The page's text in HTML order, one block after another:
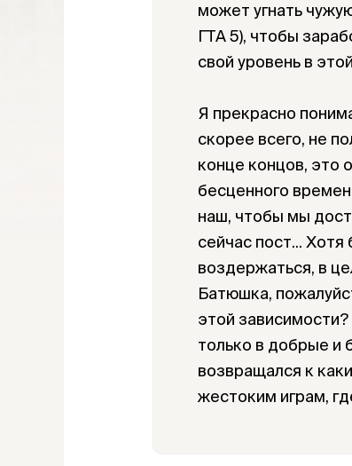
может угнать
ГТА 5), чтобы
свой уровень в
Я прекрасно
скорее всего, не
конце концов, это
бесценного
наш, чтобы мы
сейчас пост...
воздержаться, в
Батюшка,
этой
только в добрые и
возвращался к
жестоким играм,